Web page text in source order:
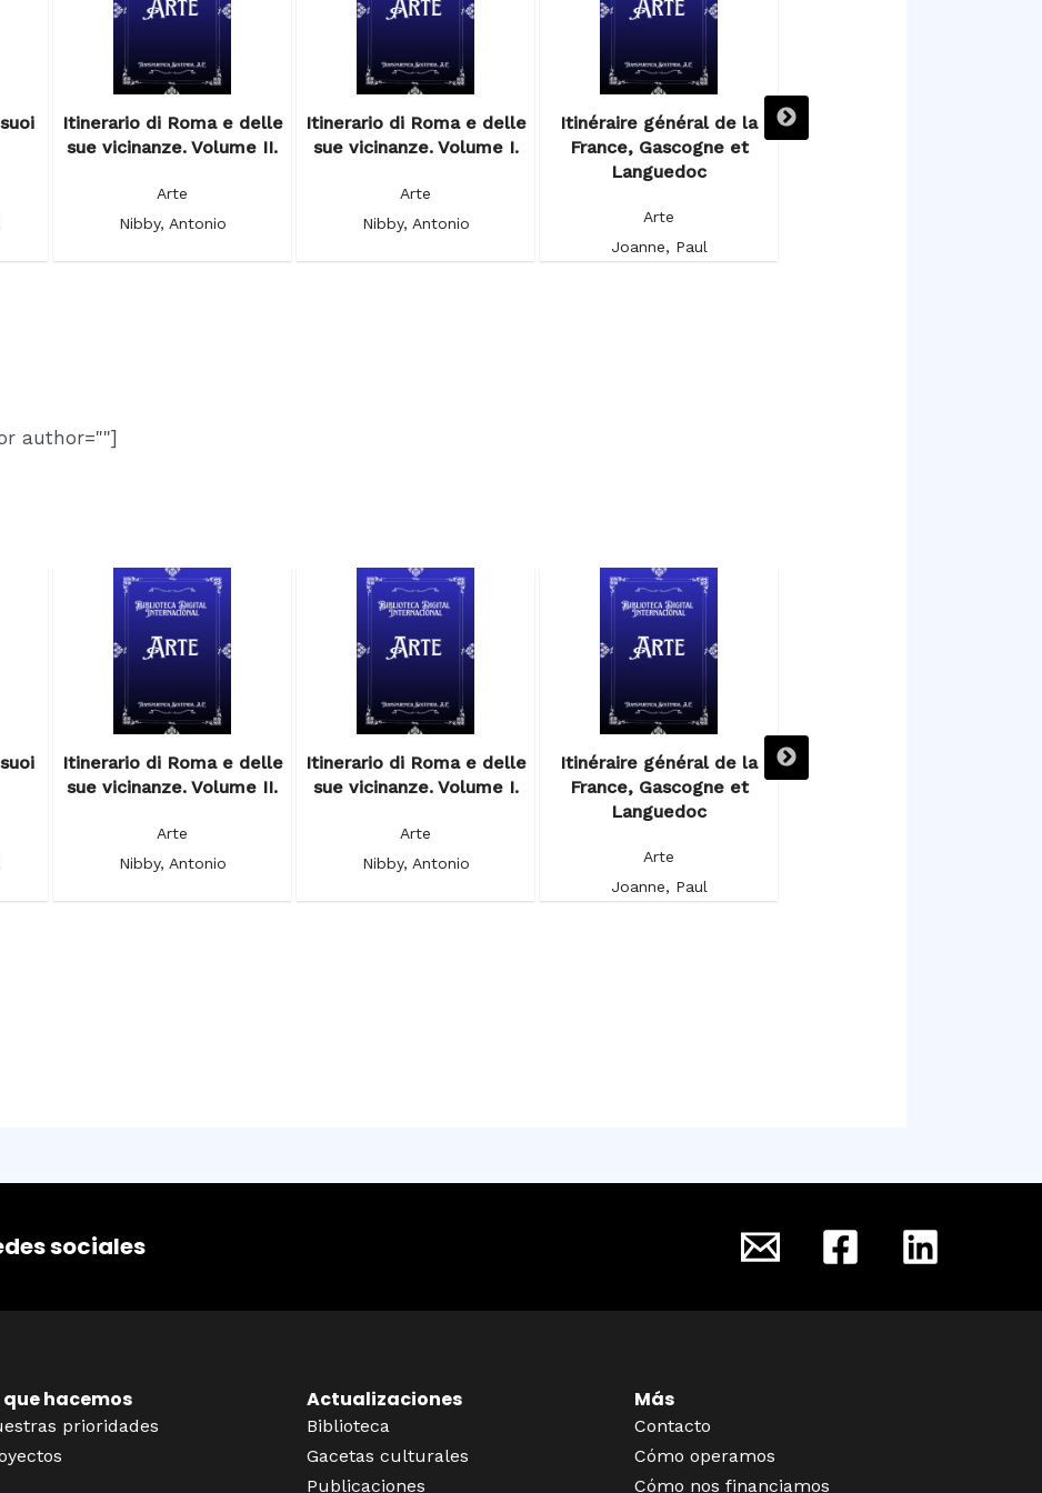
Itinerario di Roma e delle
sue vicinanze. Volume II.
Arte
Nibby, Antonio
Itinerario di Roma e delle
sue vicinanze. Volume I.
Arte
Nibby, Antonio
Itinéraire général de la
France, Gascogne et
Languedoc
Arte
Joanne, Paul
historique et artistique de
author=""]
Itinerario di Roma e delle
sue vicinanze. Volume II.
Arte
Nibby, Antonio
Itinerario di Roma e delle
sue vicinanze. Volume I.
Arte
Nibby, Antonio
Itinéraire général de la
France, Gascogne et
Languedoc
Arte
Joanne, Paul
historique et artistique de
sociales
que hacemos
prioridades
Actualizaciones
Biblioteca
Gacetas culturales
Publicaciones
Más
Contacto
Cómo operamos
Cómo nos financiamos